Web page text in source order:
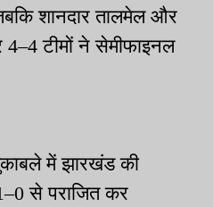
शानदार तालमेल और
टीमों ने सेमीफाइनल
में झारखंड की
से पराजित कर